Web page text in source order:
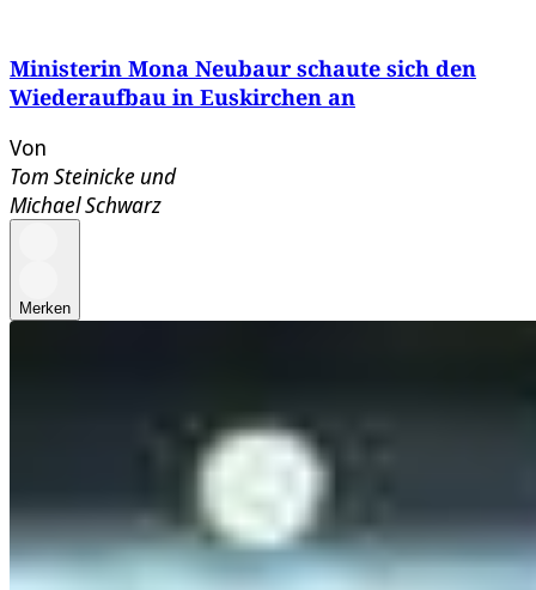
Ministerin Mona Neubaur schaute sich den
Wiederaufbau in Euskirchen an
Von
Tom Steinicke und
Michael Schwarz
Merken